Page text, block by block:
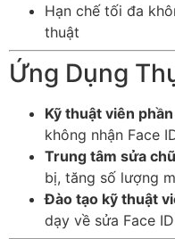
Hạn chế tối đa
thuật
Ứng Dụng
Kỹ thuật viên
không nhận Face
Trung tâm sửa
bị, tăng số lượng
Đào tạo kỹ thuật
dạy về sửa Face